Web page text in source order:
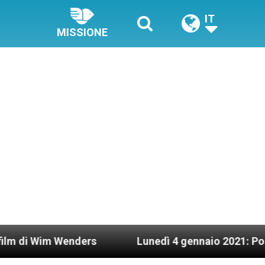
MISSIONE
IT
Lunedì 4 gennaio 2021: Possesso